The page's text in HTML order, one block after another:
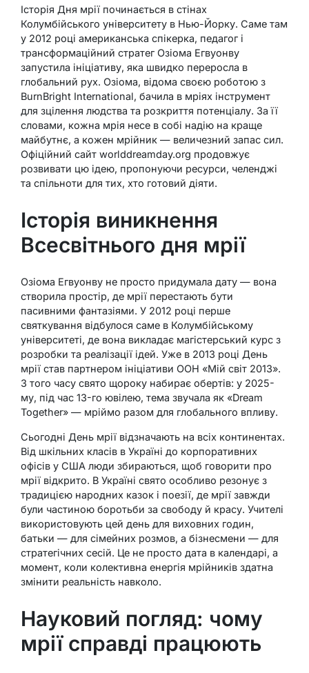
Історія Дня мрії починається в стінах
Колумбійського університету в Нью-Йорку. Саме там
у 2012 році американська спікерка, педагог і
трансформаційний стратег Озіома Егвуонву
запустила ініціативу, яка швидко переросла в
глобальний рух. Озіома, відома своєю роботою з
BurnBright International, бачила в мріях інструмент
для зцілення людства та розкриття потенціалу. За її
словами, кожна мрія несе в собі надію на краще
майбутнє, а кожен мрійник — величезний запас сил.
Офіційний сайт worlddreamday.org продовжує
розвивати цю ідею, пропонуючи ресурси, челенджі
та спільноти для тих, хто готовий діяти.
Історія виникнення
Всесвітнього дня мрії
Озіома Егвуонву не просто придумала дату — вона
створила простір, де мрії перестають бути
пасивними фантазіями. У 2012 році перше
святкування відбулося саме в Колумбійському
університеті, де вона викладає магістерський курс з
розробки та реалізації ідей. Уже в 2013 році День
мрії став партнером ініціативи ООН «Мій світ 2013».
З того часу свято щороку набирає обертів: у 2025-
му, під час 13-го ювілею, тема звучала як «Dream
Together» — мріймо разом для глобального впливу.
Сьогодні День мрії відзначають на всіх континентах.
Від шкільних класів в Україні до корпоративних
офісів у США люди збираються, щоб говорити про
мрії відкрито. В Україні свято особливо резонує з
традицією народних казок і поезії, де мрії завжди
були частиною боротьби за свободу й красу. Учителі
використовують цей день для виховних годин,
батьки — для сімейних розмов, а бізнесмени — для
стратегічних сесій. Це не просто дата в календарі, а
момент, коли колективна енергія мрійників здатна
змінити реальність навколо.
Науковий погляд: чому
мрії справді працюють